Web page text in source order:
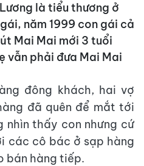
là tiểu thương ở
năm 1999 con gái cả
Mai Mai mới 3 tuổi
vẫn phải đưa Mai Mai
đông khách, hai vợ
đã quên để mắt tới
nhìn thấy con nhưng cứ
các cô bác ở sạp hàng
bán hàng tiếp.